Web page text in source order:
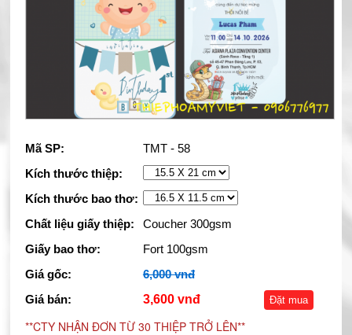
Mã SP:
TMT - 58
Kích thước thiệp:
Kích thước bao thơ:
Chất liệu giấy thiệp:
Coucher 300gsm
Giấy bao thơ:
Fort 100gsm
Giá gốc:
6,000 vnđ
Giá bán:
3,600 vnđ Đặt mua
**CTY NHẬN ĐƠN TỪ 30 THIỆP TRỞ LÊN**